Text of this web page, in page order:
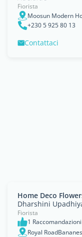
Fiorista
Moosun Modern
+230 5 925 80 13
Contattaci
Home Deco
Dharshini
Fiorista
1 Raccomandazioni
Royal